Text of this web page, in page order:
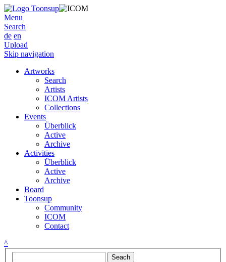
Menu
Search
de en
Upload
Skip navigation
Artworks
Search
Artists
ICOM Artists
Collections
Events
Überblick
Active
Archive
Activities
Überblick
Active
Archive
Board
Toonsup
Community
ICOM
Contact
^
Seach